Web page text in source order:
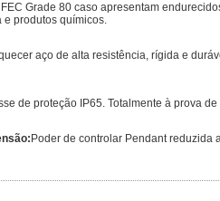
FEC Grade 80 caso apresentam
e produtos químicos.
aço de alta resistência, rígida e
de proteção IP65. Totalmente à prova
Poder de controlar Pendant reduzida